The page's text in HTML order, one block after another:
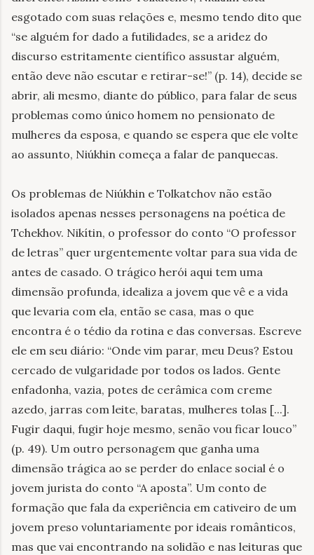
esgotado com suas relações e, mesmo tendo dito que
“se alguém for dado a futilidades, se a aridez do
discurso estritamente científico assustar alguém,
então deve não escutar e retirar-se!” (p. 14), decide se
abrir, ali mesmo, diante do público, para falar de seus
problemas como único homem no pensionato de
mulheres da esposa, e quando se espera que ele volte
ao assunto, Niúkhin começa a falar de panquecas.
Os problemas de Niúkhin e Tolkatchov não estão
isolados apenas nesses personagens na poética de
Tchekhov. Nikítin, o professor do conto “O professor
de letras” quer urgentemente voltar para sua vida de
antes de casado. O trágico herói aqui tem uma
dimensão profunda, idealiza a jovem que vê e a vida
que levaria com ela, então se casa, mas o que
encontra é o tédio da rotina e das conversas. Escreve
ele em seu diário: “Onde vim parar, meu Deus? Estou
cercado de vulgaridade por todos os lados. Gente
enfadonha, vazia, potes de cerâmica com creme
azedo, jarras com leite, baratas, mulheres tolas [...].
Fugir daqui, fugir hoje mesmo, senão vou ficar louco”
(p. 49). Um outro personagem que ganha uma
dimensão trágica ao se perder do enlace social é o
jovem jurista do conto “A aposta”. Um conto de
formação que fala da experiência em cativeiro de um
jovem preso voluntariamente por ideais românticos,
mas que vai encontrando na solidão e nas leituras que